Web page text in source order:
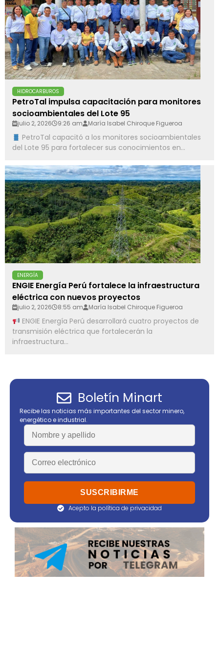
HIDROCARBUROS
PetroTal impulsa capacitación para monitores
socioambientales del Lote 95
julio 2, 2026 9:26 am María Isabel Chiroque Figueroa
PetroTal capacitó a los monitores socioambientales
del Lote 95 para fortalecer sus conocimientos en...
ENERGÍA
ENGIE Energía Perú fortalece la infraestructura
eléctrica con nuevos proyectos
julio 2, 2026 8:55 am María Isabel Chiroque Figueroa
ENGIE Energía Perú desarrollará cuatro proyectos de
transmisión eléctrica que fortalecerán la
infraestructura...
Boletín Minart
Recibe las noticias más importantes del sector minero,
energético e industrial.
Acepto la política de privacidad